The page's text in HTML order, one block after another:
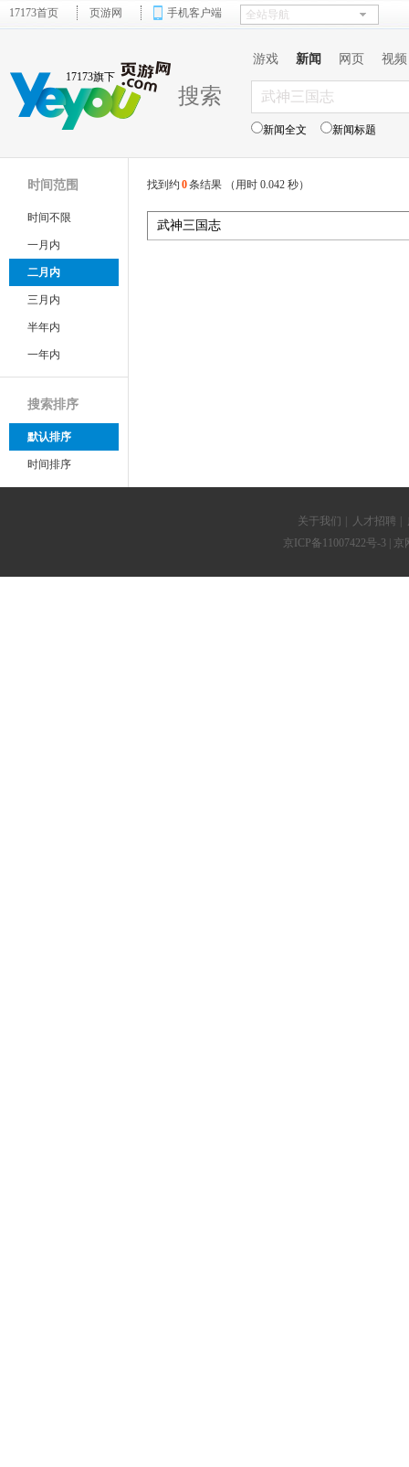
17173首页 页游网 手机客户端
17173旗下
游戏 新闻 网页 视频
搜索
新闻全文 新闻标题
时间范围
时间不限
一月内
二月内
三月内
半年内
一年内
搜索排序
默认排序
时间排序
找到约 0条结果 （用时 0.042 秒）
关于我们 人才招聘
京ICP备11007422号-3| 京